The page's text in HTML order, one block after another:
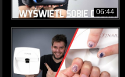
06:44